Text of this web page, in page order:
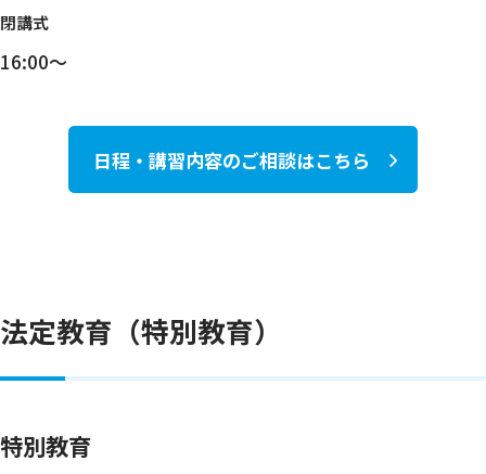
閉講式
16:00～
日程・講習内容のご相談はこちら
法定教育（特別教育）
特別教育